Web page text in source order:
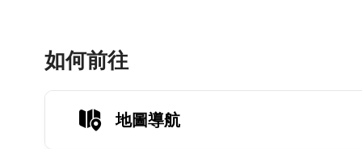
如何前往
地圖導航